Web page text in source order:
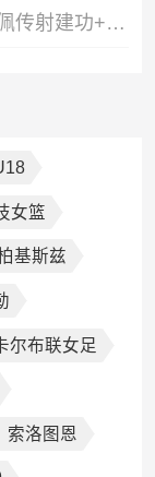
进军四强！法国2-0摩洛哥姆巴佩传射建功+失点登贝莱贴地斩
女篮
基斯兹
尔布联女足
索洛图恩